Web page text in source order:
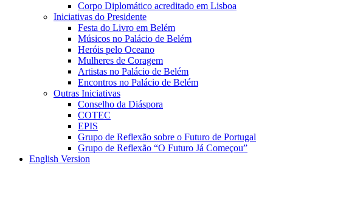
Corpo Diplomático acreditado em Lisboa
Iniciativas do Presidente
Festa do Livro em Belém
Músicos no Palácio de Belém
Heróis pelo Oceano
Mulheres de Coragem
Artistas no Palácio de Belém
Encontros no Palácio de Belém
Outras Iniciativas
Conselho da Diáspora
COTEC
EPIS
Grupo de Reflexão sobre o Futuro de Portugal
Grupo de Reflexão “O Futuro Já Começou”
English Version